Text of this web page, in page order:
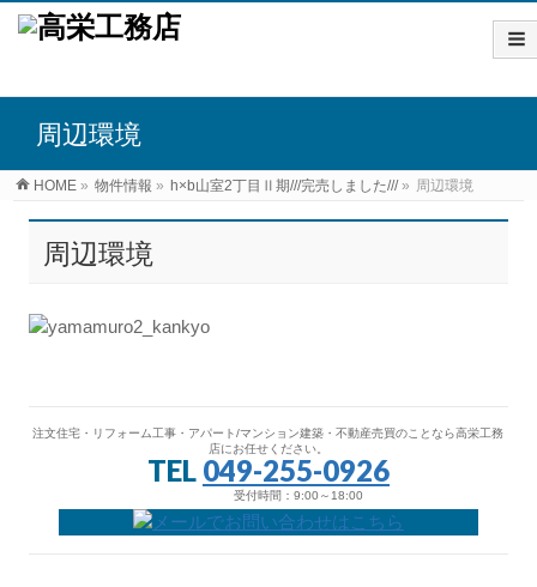
周辺環境
HOME » 物件情報 » h×b山室2丁目Ⅱ期///完売しました///» 周辺環境
周辺環境
注文住宅・リフォーム工事・アパート/マンション建築・不動産売買のことなら高栄工務
店にお任せください。
TEL 049-255-0926
受付時間：9:00～18:00